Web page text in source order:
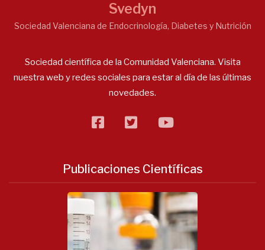
Svedyn
Sociedad Valenciana de Endocrinología, Diabetes y Nutrición
Sociedad científica de la Comunidad Valenciana. Visita
nuestra web y redes sociales para estar al día de las últimas
novedades.
facebooktwitterflickr
Publicaciones Científicas